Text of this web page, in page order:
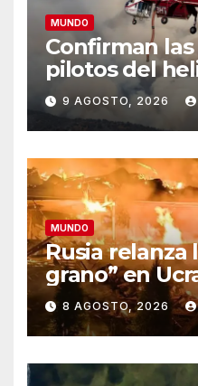
MUNDO
Confirman
pilotos del
quedó
del incendio
estrellarse en
9 AGOSTO, 2026
MUNDO
Rusia relanza
grano” en
el suministro
alimentos
8 AGOSTO, 2026